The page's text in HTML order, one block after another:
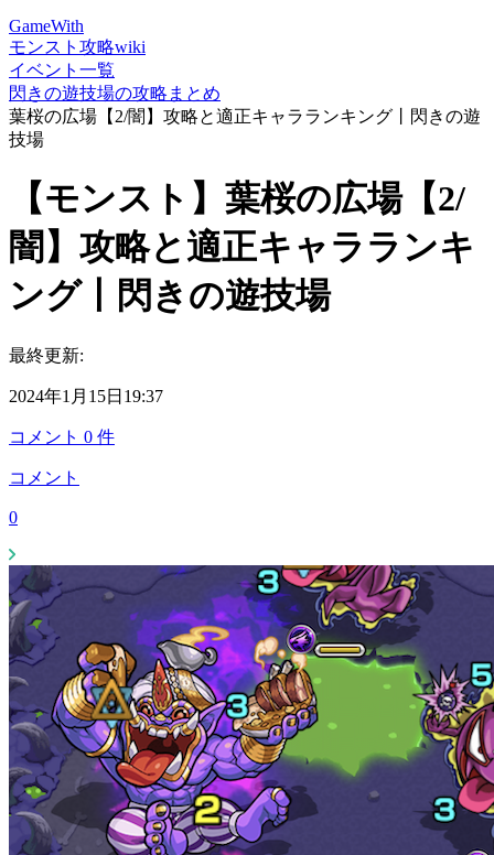
GameWith
モンスト攻略wiki
イベント一覧
閃きの遊技場の攻略まとめ
葉桜の広場【2/闇】攻略と適正キャラランキング丨閃きの遊
技場
【モンスト】葉桜の広場【2/
闇】攻略と適正キャラランキ
ング丨閃きの遊技場
最終更新:
2024年1月15日19:37
コメント 0 件
コメント
0